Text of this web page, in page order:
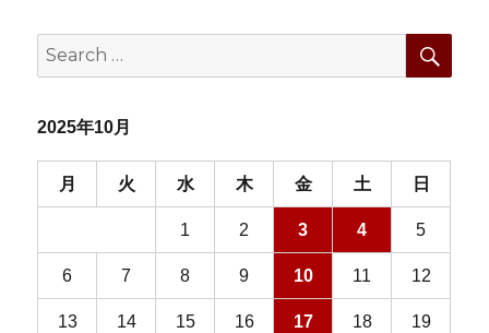
Search
for:
2025年10月
月 火 水 木 金 土 日
1 2 3 4 5
6 7 8 9 10 11 12
13 14 15 16 17 18 19